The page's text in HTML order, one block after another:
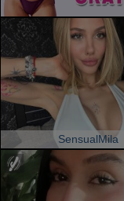
SensualMila